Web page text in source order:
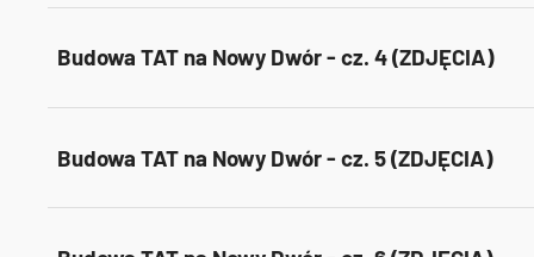
Budowa TAT na Nowy Dwór - cz. 4 (ZDJĘCIA)
Budowa TAT na Nowy Dwór - cz. 5 (ZDJĘCIA)